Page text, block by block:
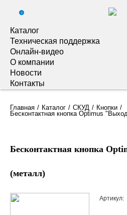
0
Каталог
Техническая поддержка
Онлайн-видео
О компании
Новости
Контакты
Главная Каталог СКУД
Кнопки
Бесконтактная кнопка Optimus
Бесконтактная кнопка
(металл)
Артикул: